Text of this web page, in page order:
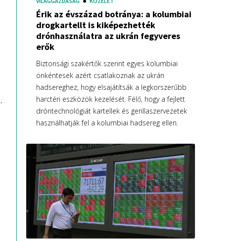
Érik az évszázad botránya: a kolumbiai
drogkartellt is kiképezhették
drónhasználatra az ukrán fegyveres
erők
Biztonsági szakértők szerint egyes kolumbiai
önkéntesek azért csatlakoznak az ukrán
hadsereghez, hogy elsajátítsák a legkorszerűbb
harctéri eszközök kezelését. Félő, hogy a fejlett
dróntechnológiát kartellek és gerillaszervezetek
használhatják fel a kolumbiai hadsereg ellen.